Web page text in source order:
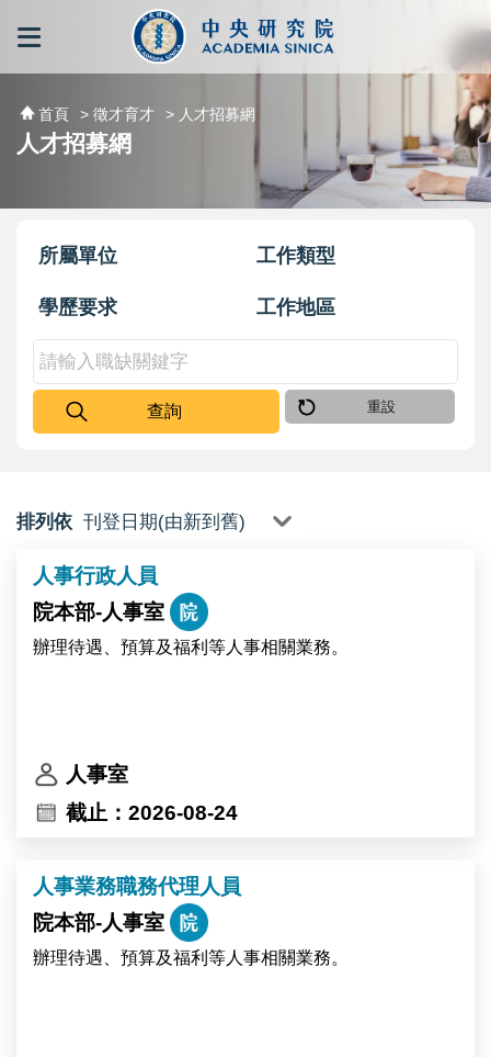
跳到主要內容區塊
首頁 > 徵才育才 > 人才招募網
人才招募網
所屬單位 工作類型
學歷要求 工作地區
查詢 重設
排列依
人事行政人員
院本部-人事室
辦理待遇、預算及福利等人事相關業務。
人事室
截止：2026-08-24
人事業務職務代理人員
院本部-人事室
辦理待遇、預算及福利等人事相關業務。